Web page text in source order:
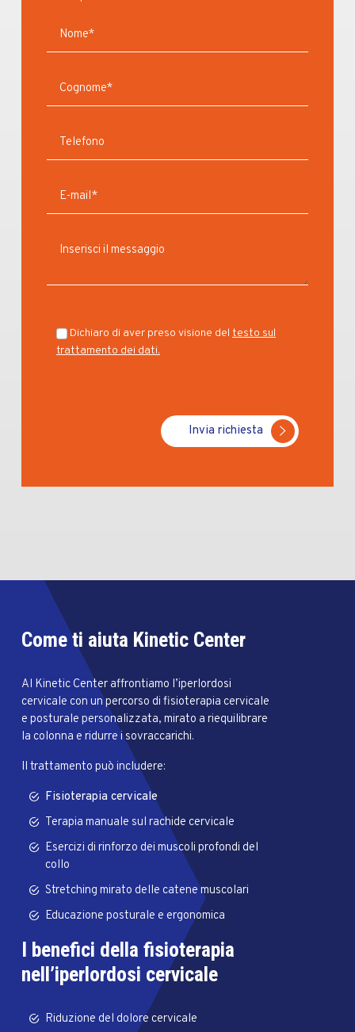
Dichiaro di aver preso visione del testo sul
trattamento dei dati.
Invia richiesta
Come ti aiuta Kinetic Center
Al Kinetic Center affrontiamo l’iperlordosi
cervicale con un percorso di fisioterapia cervicale
e posturale personalizzata, mirato a riequilibrare
la colonna e ridurre i sovraccarichi.
Il trattamento può includere:
Fisioterapia cervicale
Terapia manuale sul rachide cervicale
Esercizi di rinforzo dei muscoli profondi del
collo
Stretching mirato delle catene muscolari
Educazione posturale e ergonomica
I benefici della fisioterapia
nell’iperlordosi cervicale
Riduzione del dolore cervicale